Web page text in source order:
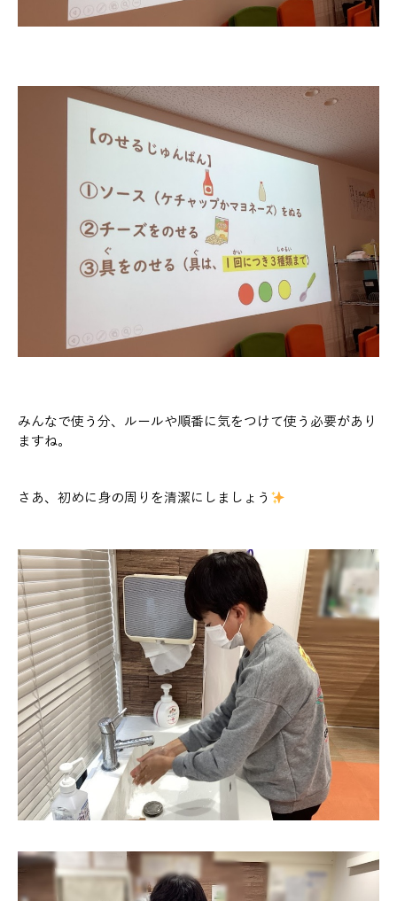
みんなで使う分、ルールや順番に気をつけて使う必要があり
ますね。
さあ、初めに身の周りを清潔にしましょう